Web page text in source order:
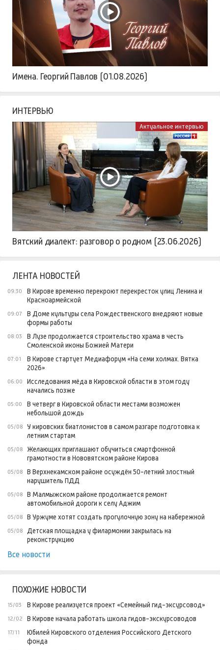
Имена. Георгий Павлов (01.08.2026)
ИНТЕРВЬЮ
Актуальное интервью
Вятский диалект: разговор о родном (23.06.2026)
ЛЕНТА НОВОСТЕЙ
09:30
В Кирове временно перекроют перекресток улиц Ленина и
Красноармейской
09:07
В Доме культуры села Рождественского внедряют новые
формы работы
08:03
В Лузе продолжается строительство храма в честь
Смоленской иконы Божией Матери
07:01
В Кирове стартует Медиафорум «На семи холмах. Вятка
2026»
06:00
Исследования мёда в Кировской области в этом году
начались позже
05:00
В четверг в Кировской области местами возможен
небольшой дождь
05/08
У кировских биатлонистов в самом разгаре подготовка к
летним стартам
05/08
Желающих приглашают обучиться смартфонной
грамотности в Нововятском районе Кирова
05/08
В Верхнекамском районе осуждён 50-летний злостный
нарушитель ПДД
05/08
В Малмыжском районе продолжается ремонт
автомобильной дороги к селу Аджим
05/08 В Уржуме хотят создать прогулочную зону на набережной
05/08
Детская площадка у филармонии закрылась на
реконструкцию
Все новости
ПОХОЖИЕ НОВОСТИ
15/03 В Кирове реализуется проект «Семейный гид-эксурсовод»
12/02 В Кирове начала работать школа гидов-экскурсоводов
17/11
Юбилей Кировского отделения Российского Детского
фонда